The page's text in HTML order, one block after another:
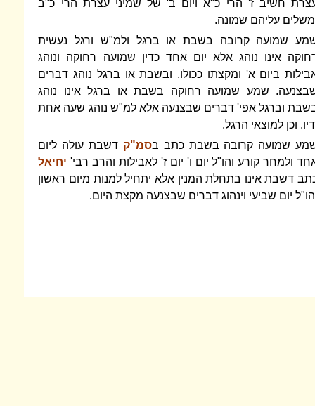
חשיב ז' הרי כ"א ויום ב' של שמיני עצרת הרי כ"ב
עליהם שמונה.
שמועה קרובה בשבת או ברגל ולמ"ש ורגל נעשית
אינו נוהג אלא יום אחד כדין שמועה רחוקה ונוהג
ביום א' ומקצתו ככולו, ובשבת או ברגל נוהג דברים
שמע שמועה רחוקה בשבת או ברגל אינו נוהג
וברגל אפי' דברים שבצנעה אלא למ"ש נוהג שעה אחת
וכן למוצאי הרגל.
שמועה קרובה בשבת כתב בסמ"ק דשבת עולה ליום
ולמחר קורע והו"ל יום ו' יום ז' לאבילות והרב רבי' יחיאל
דשבת אינו בתחלת המנין אלא יתחיל למנות מיום ראשון
יום שביעי וינהוג דברים שבצנעה מקצת היום.